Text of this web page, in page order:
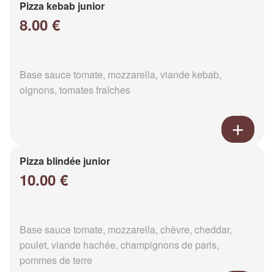
Pizza kebab junior
8.00 €
Base sauce tomate, mozzarella, viande kebab,
oignons, tomates fraîches
Pizza blindée junior
10.00 €
Base sauce tomate, mozzarella, chèvre, cheddar,
poulet, viande hachée, champignons de paris,
pommes de terre